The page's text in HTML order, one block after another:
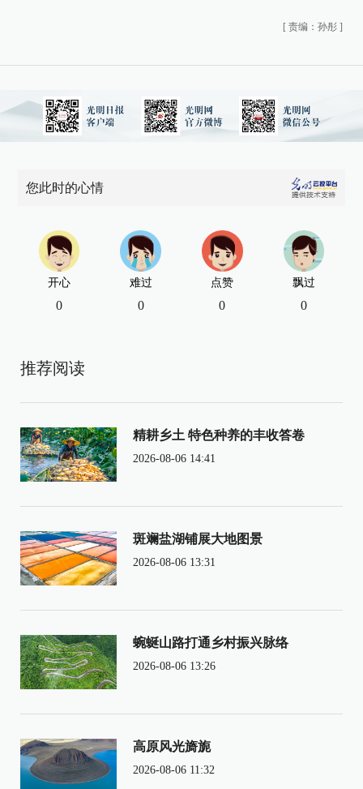
[ 责编：孙彤 ]
您此时的心情
开心
0
难过
0
点赞
0
飘过
0
推荐阅读
精耕乡土 特色种养的丰收答卷
2026-08-06 14:41
斑斓盐湖铺展大地图景
2026-08-06 13:31
蜿蜒山路打通乡村振兴脉络
2026-08-06 13:26
高原风光旖旎
2026-08-06 11:32